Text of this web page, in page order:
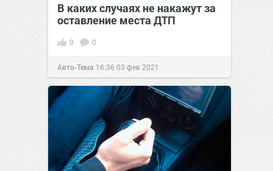
В каких случаях не накажут за
оставление места ДТП
0 0
Авто-Тема 16:3603 фев 2021